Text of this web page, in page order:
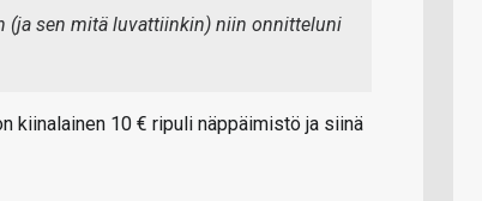
(ja sen mitä luvattiinkin) niin onnitteluni
kiinalainen 10 € ripuli näppäimistö ja siinä